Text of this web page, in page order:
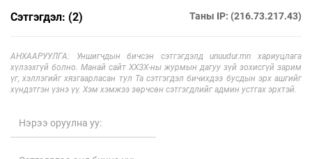
Сэтгэгдэл: (2) Таны IP: (216.73.217.43)
АНХААРУУЛГА: Уншигчдын бичсэн сэтгэгдэлд unuudur.mn хариуцлага
хүлээхгүй болно. Манай сайт ХХЗХ-ны журмын дагуу зүй зохисгүй зарим
үг, хэллэгийг хязгаарласан тул Та сэтгэгдэл бичихдээ бусдын эрх ашгийг
хүндэтгэн үзнэ үү. Хэм хэмжээ зөрчсөн сэтгэгдлийг админ устгах эрхтэй.